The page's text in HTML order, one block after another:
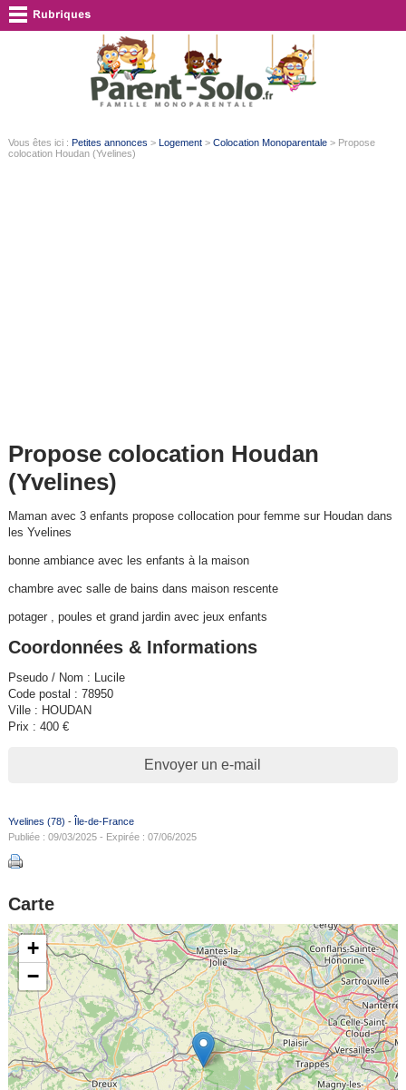
Vous êtes ici : Petites annonces > Logement> Colocation Monoparentale> Propose
colocation Houdan (Yvelines)
Propose colocation Houdan
(Yvelines)
Maman avec 3 enfants propose collocation pour femme sur Houdan dans
les Yvelines
bonne ambiance avec les enfants à la maison
chambre avec salle de bains dans maison rescente
potager , poules et grand jardin avec jeux enfants
Coordonnées & Informations
Pseudo / Nom : Lucile
Code postal : 78950
Ville : HOUDAN
Prix : 400 €
Envoyer un e-mail
Yvelines (78) - Île-de-France
Publiée : 09/03/2025 - Expirée : 07/06/2025
Carte
+
−